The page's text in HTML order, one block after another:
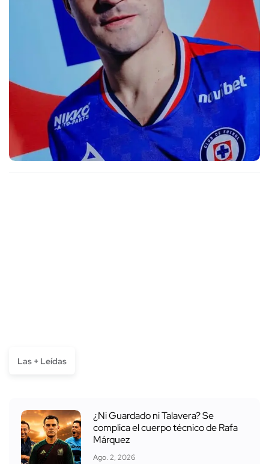
Las + Leídas
¿Ni Guardado ni Talavera? Se
complica el cuerpo técnico de Rafa
Márquez
Ago. 2, 2026